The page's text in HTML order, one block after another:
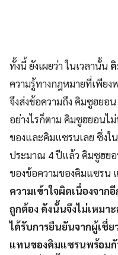
ทั้งนี้ ยังเผยว่า ในเวลานั้น
ความรู้ทางกฎหมายที่เพีย
จึงส่งข้อความถึง คิมซูฮยอ
อย่างไรก็ตาม คิมซูฮยอนไ
ของและคิมแซรนเลย ซึ่งใ
ประมาณ 4 ปีแล้ว คิมซูฮย
ของข้อความของคิมแซรน
ความเข้าใจผิดเนื่องจา
ถูกต้อง ดังนั้นจึงไม่เหมา
ได้รับการยืนยันจากผู้เชี่
แทนของคิมแซรนพร้อม